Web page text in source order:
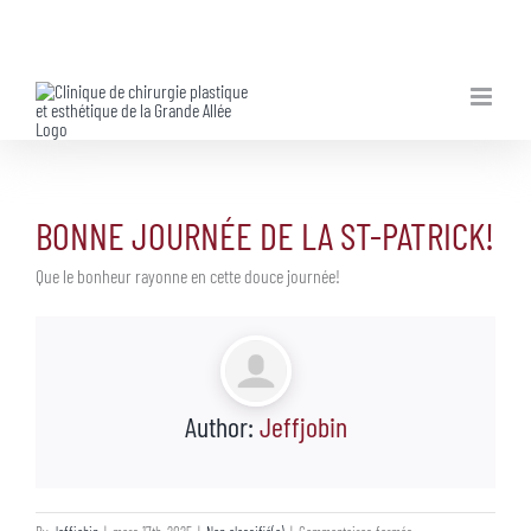
content
BONNE JOURNÉE DE LA ST-PATRICK!
Que le bonheur rayonne en cette douce journée!
Author: Jeffjobin